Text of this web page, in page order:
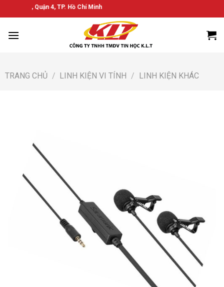
qua
nội
6, Quận 4, TP. Hồ Chí Minh
TRANG CHỦ / LINH KIỆN VI TÍNH / LINH KIỆN KHÁC